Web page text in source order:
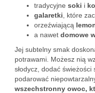
tradycyjne soki i
galaretki , które
orzeźwiającą
a nawet domowe
Jej subtelny smak
potrawami. Możesz nią
słodycz, dodać świeżości
podarować
wszechstronny owoc,